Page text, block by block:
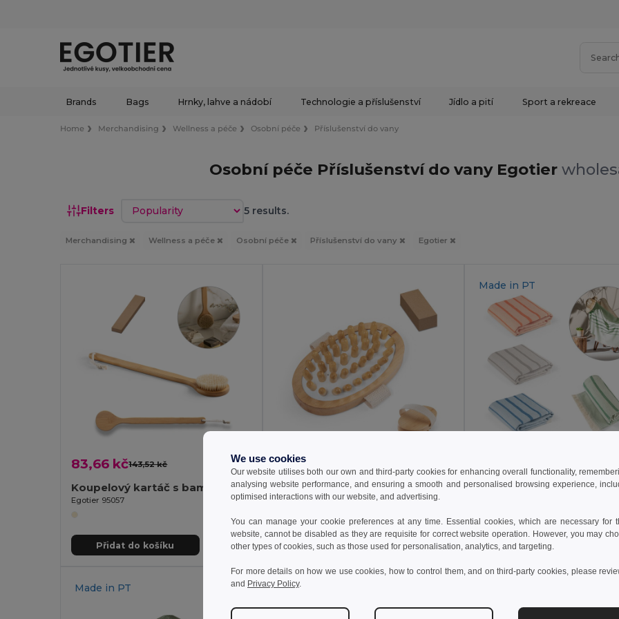
Brands Bags Hrnky, lahve a nádobí Technologie a příslušenství Jídlo a pití Sport a rekreace
Home Merchandising Wellness a péče Osobní péče Příslušenství do vany
Osobní péče Příslušenství do vany Egotier
Filters Sort by 5 results.
Merchandising Wellness a péče Osobní péče Příslušenství do vany Egotier
83,66 kč143,52 kč -42%
Koupelový kartáč s bambusovým tělem
Egotier 95057
Přidat do košíku
67,25 kč
Dřevěný masážní přístroj proti celulitidě
Egotier 95058
Přidat do košíku
Made in PT
Přidat do košíku
Made in PT
We use cookies
Our website utilises both our own and third-party cookies for enhancing overall functionality,
analysing website performance, and ensuring a smooth and personalised browsing experience,
optimised interactions with our website, and advertising.
You can manage your cookie preferences at any time. Essential cookies, which are necessary for
website, cannot be disabled as they are requisite for correct website operation. However, you may
other types of cookies, such as those used for personalisation, analytics, and targeting.
For more details on how we use cookies, how to control them, and on third-party cookies, please
and Privacy Policy.